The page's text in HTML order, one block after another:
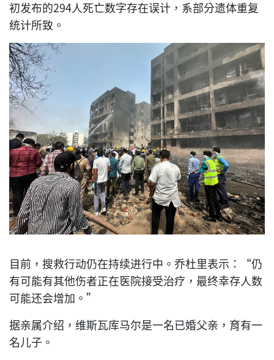
初发布的294人死亡数字存在误计，系部分遗体重复
统计所致。
目前，搜救行动仍在持续进行中。乔杜里表示：“仍
有可能有其他伤者正在医院接受治疗，最终幸存人数
可能还会增加。”
据亲属介绍，维斯瓦库马尔是一名已婚父亲，育有一
名儿子。